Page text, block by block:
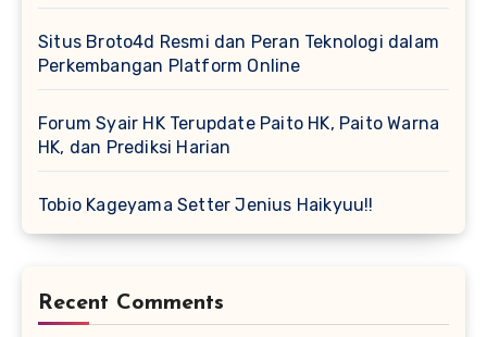
Situs Broto4d Resmi dan Peran Teknologi dalam
Perkembangan Platform Online
Forum Syair HK Terupdate Paito HK, Paito Warna
HK, dan Prediksi Harian
Tobio Kageyama Setter Jenius Haikyuu!!
Recent Comments